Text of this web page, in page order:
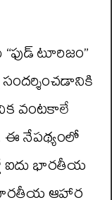
టూరిజం”
వంటకాలే
ఈ నేపథ్యంలో
ఐదు భారతీయ
భారతీయ ఆహార